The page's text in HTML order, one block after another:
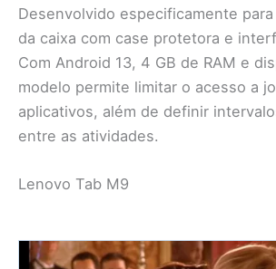
Desenvolvido especificamente
da caixa com case protetora e
Com Android 13, 4 GB de RAM e
modelo permite limitar o acesso a
aplicativos, além de definir
entre as atividades.
Lenovo Tab M9